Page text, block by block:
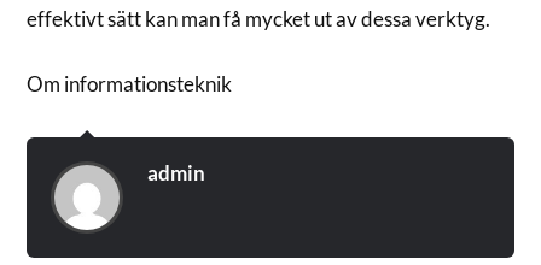
effektivt sätt kan man få mycket ut av dessa verktyg.
Om informationsteknik
admin